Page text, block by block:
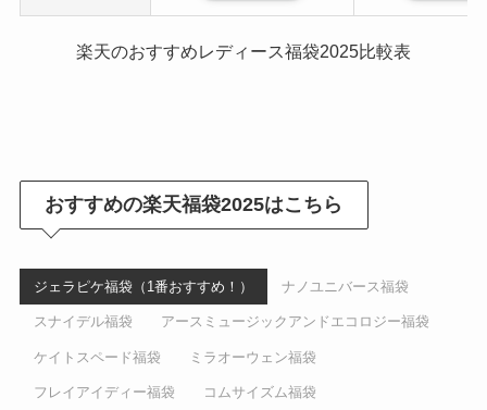
楽天のおすすめレディース福袋2025比較表
おすすめの楽天福袋2025はこちら
ジェラピケ福袋（1番おすすめ！） ナノユニバース福袋
スナイデル福袋 アースミュージックアンドエコロジー福袋
ケイトスペード福袋 ミラオーウェン福袋
フレイアイディー福袋 コムサイズム福袋